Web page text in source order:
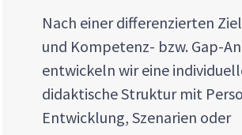
Nach einer differenzierten
und Kompetenz- bzw. Gap-
entwickeln wir eine
didaktische Struktur mit
Entwicklung, Szenarien oder